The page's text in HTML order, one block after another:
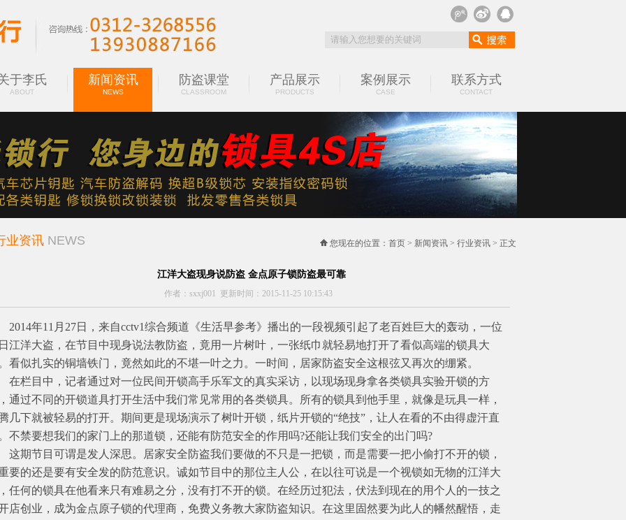
于李氏
ABOUT
新闻资讯
NEWS
防盗课堂
CLASSROOM
产品展示
PRODUCTS
案例展示
CASE
联系方式
CONTACT
业资讯 NEWS 您现在的位置： 首页> 新闻资讯> 行业资讯> 正文
江洋大盗现身说防盗 金点原子锁防盗最可靠
作者：sxxj001 更新时间：2015-11-25 10:15:43
年11月27日，来自cctv1综合频道《生活早参考》播出的一段视频引起了老百姓巨大的轰动，一位
江洋大盗，在节目中现身说法教防盗，竟用一片树叶，一张纸巾就轻易地打开了看似高端的锁具大
看似扎实的铜墙铁门，竟然如此的不堪一叶之力。一时间，居家防盗安全这根弦又再次的绷紧。
目中，记者通过对一位民间开锁高手乐军文的真实采访，以现场现身拿各类锁具实验开锁的方
通过不同的开锁道具打开生活中我们常见常用的各类锁具。所有的锁具到他手里，就像是玩具一样，
几下就被轻易的打开。期间更是现场演示了树叶开锁，纸片开锁的“绝技”，让人在看的不由得虚汗直
不禁要想我们的家门上的那道锁，还能有防范安全的作用吗?还能让我们安全的出门吗?
节目可谓是发人深思。居家安全防盗我们要做的不只是一把锁，而是需要一把小偷打不开的锁，
要的还是要有安全发的防范意识。诚如节目中的那位主人公，在以往可说是一个视锁如无物的江洋大
任何的锁具在他看来只有难易之分，没有打不开的锁。在经历过犯法，伏法到现在的用个人的一技之
店创业，成为金点原子锁的代理商，免费义务教大家防盗知识。在这里固然要为此人的幡然醒悟，走